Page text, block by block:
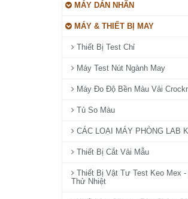
MÁY DÁN NHÃN
MÁY & THIẾT BỊ MAY
Thiết Bị Test Chỉ
Máy Test Nút Ngành May
Máy Đo Độ Bền Màu Vải
Tủ So Màu
CÁC LOẠI MÁY PHÒNG LAB
Thiết Bị Cắt Vải Mẫu
Thiết Bị Vật Tư Test Keo Mex -
Thử Nhiệt